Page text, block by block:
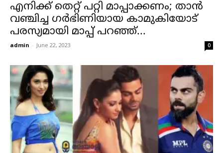
എനിക്ക് തെറ്റ് പറ്റി മാപ്പാക്കണം; താൻ
വഞ്ചിച്ച ഗർഭിണിയായ കാമുകിയോട്
പരസ്യമായി മാപ്പ് പറഞ്ഞ്...
admin - June 22, 2023 0